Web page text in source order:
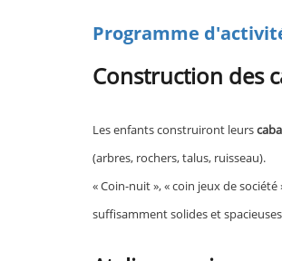
Programme
Construction des
Les enfants construiront leurs
(arbres, rochers, talus, ruisseau).
« Coin-nuit », « coin jeux de société
suffisamment solides et